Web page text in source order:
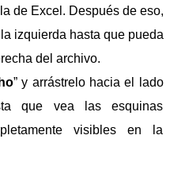
de Excel. Después de eso,
izquierda hasta que pueda
del archivo.
” y arrástrelo hacia el lado
que vea las esquinas
visibles en la